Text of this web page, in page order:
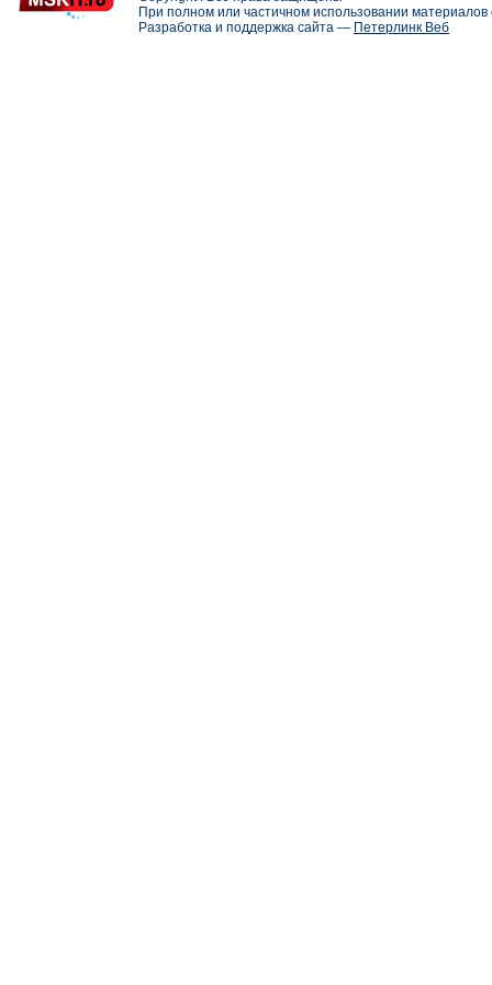
При полном или частичном использовании
Разработка и поддержка сайта — Петерлинк Веб